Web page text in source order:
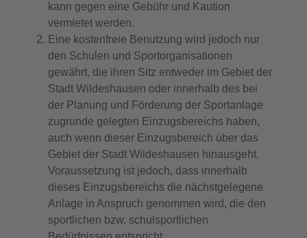
kann gegen eine Gebühr und Kaution
vermietet werden.
Eine kostenfreie Benutzung wird jedoch nur
den Schulen und Sportorganisationen
gewährt, die ihren Sitz entweder im Gebiet der
Stadt Wildeshausen oder innerhalb des bei
der Planung und Förderung der Sportanlage
zugrunde gelegten Einzugsbereichs haben,
auch wenn dieser Einzugsbereich über das
Gebiet der Stadt Wildeshausen hinausgeht.
Voraussetzung ist jedoch, dass innerhalb
dieses Einzugsbereichs die nächstgelegene
Anlage in Anspruch genommen wird, die den
sportlichen bzw. schulsportlichen